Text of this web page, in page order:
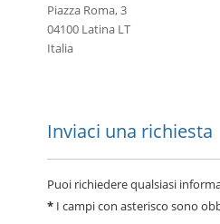
Piazza Roma, 3
04100 Latina LT
Italia
Inviaci una richiesta
Puoi richiedere qualsiasi
* I campi con asterisco sono